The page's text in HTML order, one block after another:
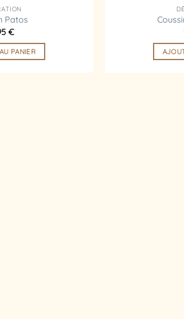
Patos
€
PANIER